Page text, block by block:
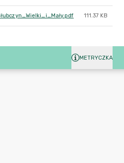
111.37 KB
METRYCZKA